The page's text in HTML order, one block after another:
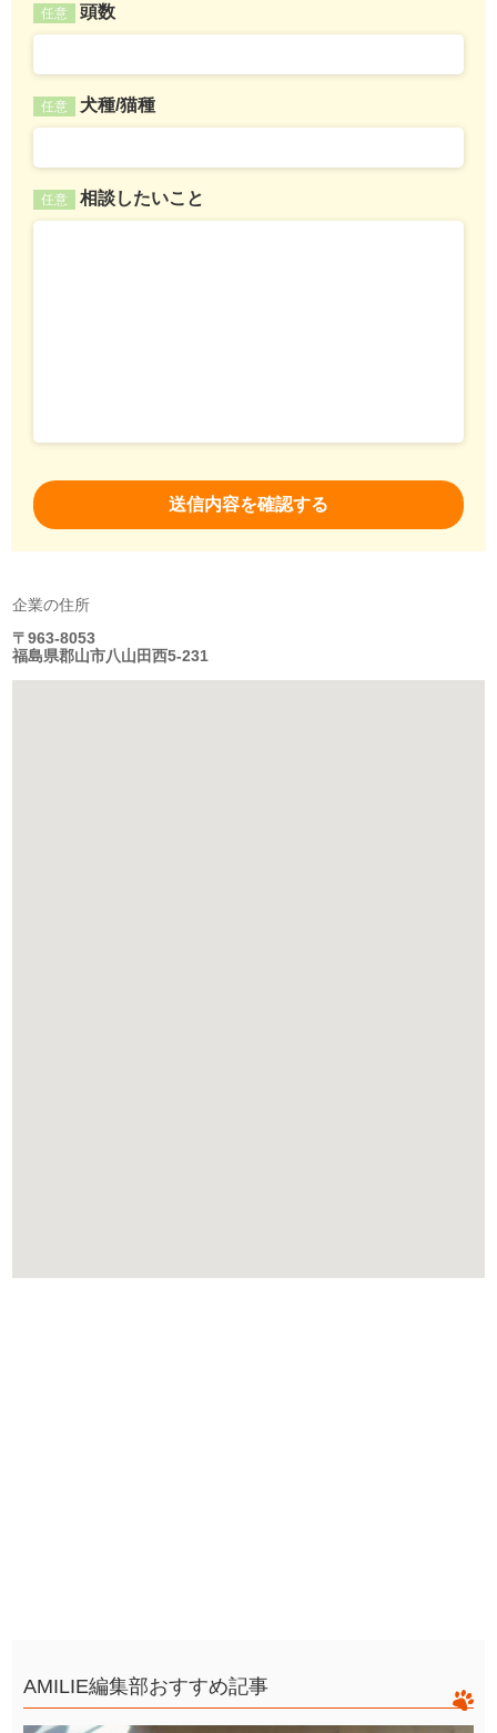
任意 頭数
任意 犬種/猫種
任意 相談したいこと
企業の住所
〒963-8053
福島県郡山市八山田西5-231
AMILIE編集部おすすめ記事